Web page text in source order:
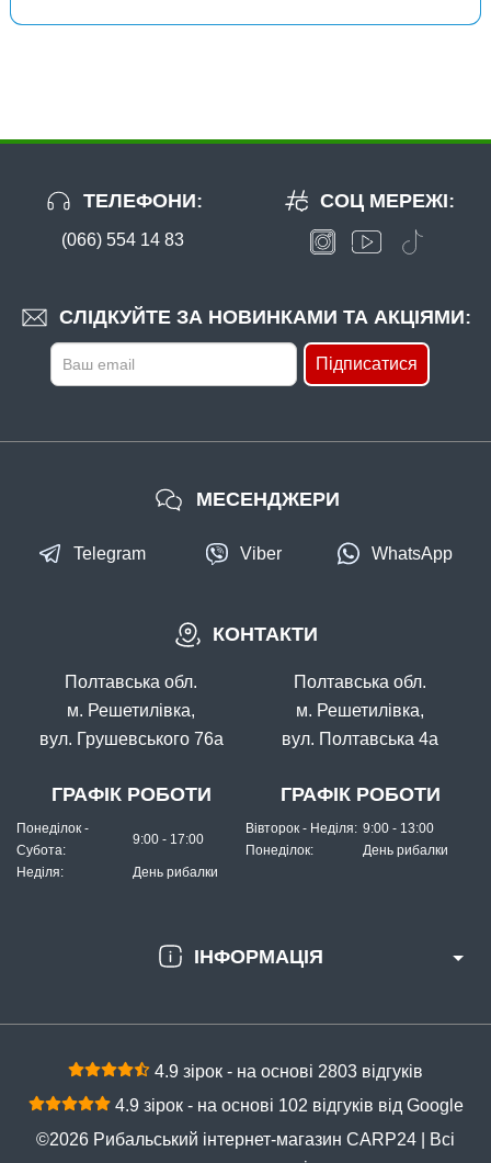
ТЕЛЕФОНИ:
(066) 554 14 83
СЛІДКУЙТЕ ЗА НОВИНКАМИ ТА АКЦІЯМИ:
Підписатися
СОЦ МЕРЕЖІ:
ІНФОРМАЦІЯ
КОНТАКТИ
Полтавська обл.
м. Решетилівка,
вул. Грушевського 76а
ГРАФІК РОБОТИ
Понеділок -
Субота:
9:00 - 17:00
Неділя: День рибалки
Полтавська обл.
м. Решетилівка,
вул. Полтавська 4а
ГРАФІК РОБОТИ
Вівторок - Неділя: 9:00 - 13:00
Понеділок:
День рибалки
МЕСЕНДЖЕРИ
Telegram Viber WhatsApp
4.9 зірок - на основі 2803 відгуків
4.9 зірок - на основі 102 відгуків від Google
©2026 Рибальський інтернет-магазин CARP24 | Всі